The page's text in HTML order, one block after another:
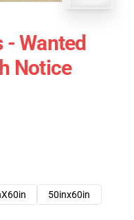
- Wanted
Notice
50inx60in